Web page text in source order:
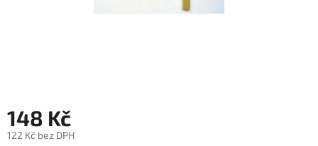
148 Kč
122 Kč bez DPH